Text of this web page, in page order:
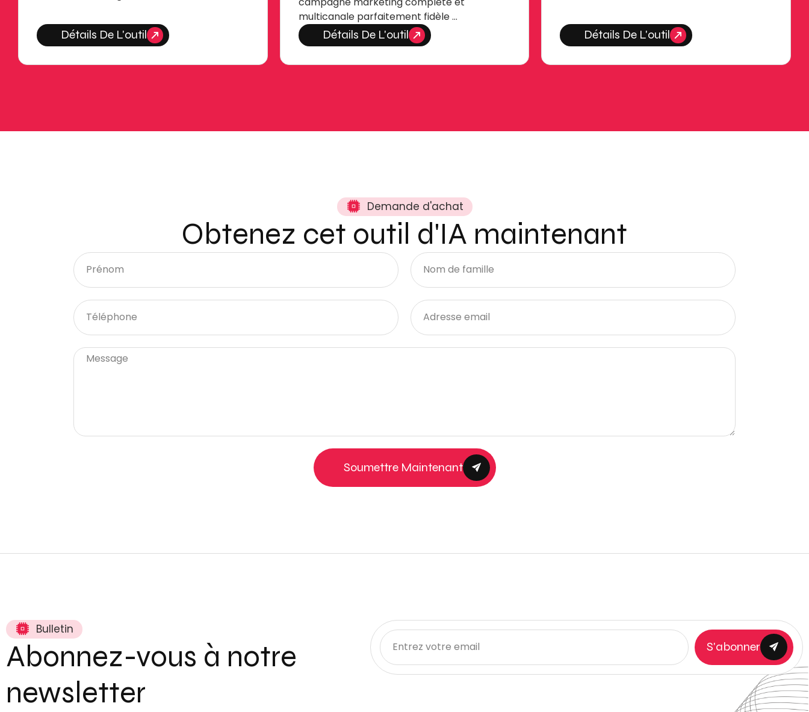
Détails De L'outil
multicanale parfaitement fidèle …
Détails De L'outil Détails De L'outil
Demande d'achat
Obtenez cet outil d'IA maintenant
Soumettre Maintenant
Bulletin
Abonnez-vous à notre
newsletter
S'abonner